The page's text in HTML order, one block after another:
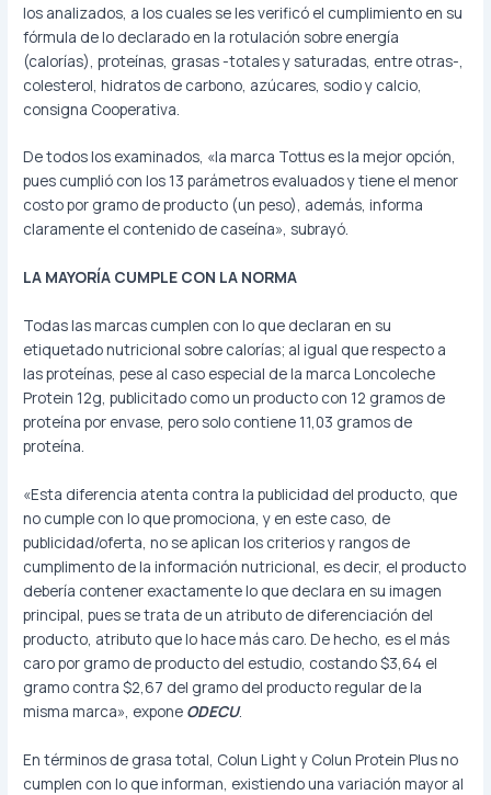
los analizados, a los cuales se les verificó el cumplimiento en su
fórmula de lo declarado en la rotulación sobre energía
(calorías), proteínas, grasas -totales y saturadas, entre otras-,
colesterol, hidratos de carbono, azúcares, sodio y calcio,
consigna Cooperativa.
De todos los examinados, «la marca Tottus es la mejor opción,
pues cumplió con los 13 parámetros evaluados y tiene el menor
costo por gramo de producto (un peso), además, informa
claramente el contenido de caseína», subrayó.
LA MAYORÍA CUMPLE CON LA NORMA
Todas las marcas cumplen con lo que declaran en su
etiquetado nutricional sobre calorías; al igual que respecto a
las proteínas, pese al caso especial de la marca Loncoleche
Protein 12g, publicitado como un producto con 12 gramos de
proteína por envase, pero solo contiene 11,03 gramos de
proteína.
«Esta diferencia atenta contra la publicidad del producto, que
no cumple con lo que promociona, y en este caso, de
publicidad/oferta, no se aplican los criterios y rangos de
cumplimento de la información nutricional, es decir, el producto
debería contener exactamente lo que declara en su imagen
principal, pues se trata de un atributo de diferenciación del
producto, atributo que lo hace más caro. De hecho, es el más
caro por gramo de producto del estudio, costando $3,64 el
gramo contra $2,67 del gramo del producto regular de la
misma marca», expone ODECU.
En términos de grasa total, Colun Light y Colun Protein Plus no
cumplen con lo que informan, existiendo una variación mayor al